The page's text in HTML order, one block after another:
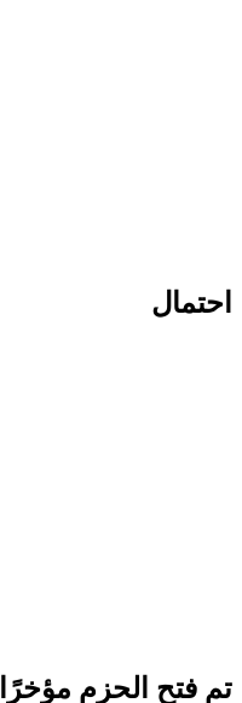
احتمال
تم فتح الحزم مؤخرًا